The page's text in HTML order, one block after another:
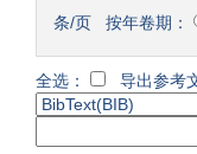
条/页 按年卷期：
全选： 导出参考